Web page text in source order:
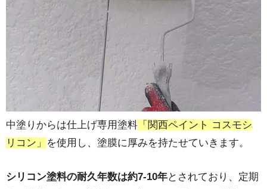
中塗りからは仕上げ専用塗料 「関西ペイント コスモシ
リコン」
を使用し、塗膜に厚みを持たせていきます。
シリコン塗料の耐久年数は約7-10年とされており、定期